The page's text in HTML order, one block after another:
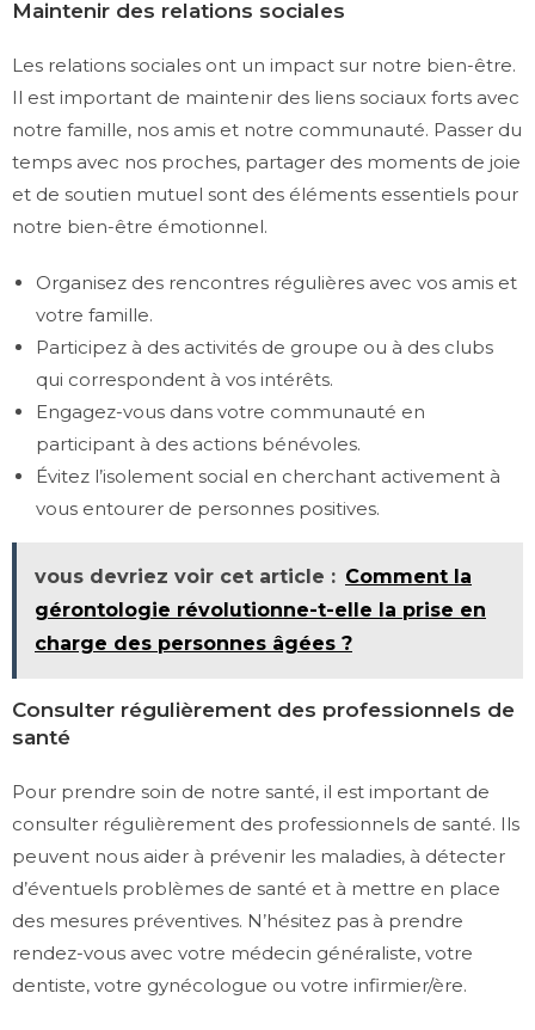
Maintenir des relations sociales
Les relations sociales ont un impact sur notre bien-être.
Il est important de maintenir des liens sociaux forts avec
notre famille, nos amis et notre communauté. Passer du
temps avec nos proches, partager des moments de joie
et de soutien mutuel sont des éléments essentiels pour
notre bien-être émotionnel.
Organisez des rencontres régulières avec vos amis et
votre famille.
Participez à des activités de groupe ou à des clubs
qui correspondent à vos intérêts.
Engagez-vous dans votre communauté en
participant à des actions bénévoles.
Évitez l’isolement social en cherchant activement à
vous entourer de personnes positives.
vous devriez voir cet article : Comment la
gérontologie révolutionne-t-elle la prise en
charge des personnes âgées ?
Consulter régulièrement des professionnels de
santé
Pour prendre soin de notre santé, il est important de
consulter régulièrement des professionnels de santé. Ils
peuvent nous aider à prévenir les maladies, à détecter
d’éventuels problèmes de santé et à mettre en place
des mesures préventives. N’hésitez pas à prendre
rendez-vous avec votre médecin généraliste, votre
dentiste, votre gynécologue ou votre infirmier/ère.